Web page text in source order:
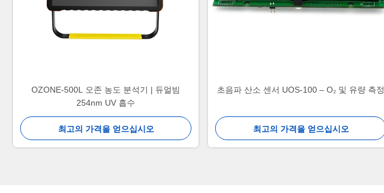
OZONE-500L 오존 농도 분석기 | 듀얼빔
254nm UV 흡수
최고의 가격을 얻으십시오
초음파 산소 센서 UOS-100 – O₂ 및 유량 측정
최고의 가격을 얻으십시오